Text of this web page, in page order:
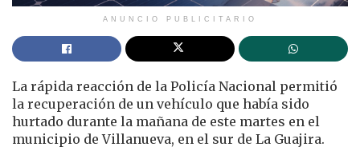
ANUNCIO PUBLICITARIO
La rápida reacción de la Policía Nacional permitió
la recuperación de un vehículo que había sido
hurtado durante la mañana de este martes en el
municipio de Villanueva, en el sur de La Guajira.